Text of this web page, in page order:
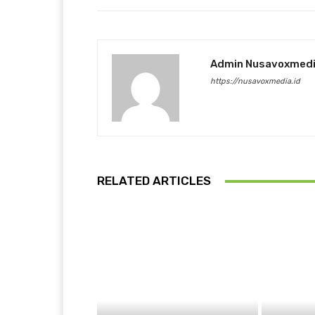
Admin
https://nusavoxmedia.id
RELATED ARTICLES